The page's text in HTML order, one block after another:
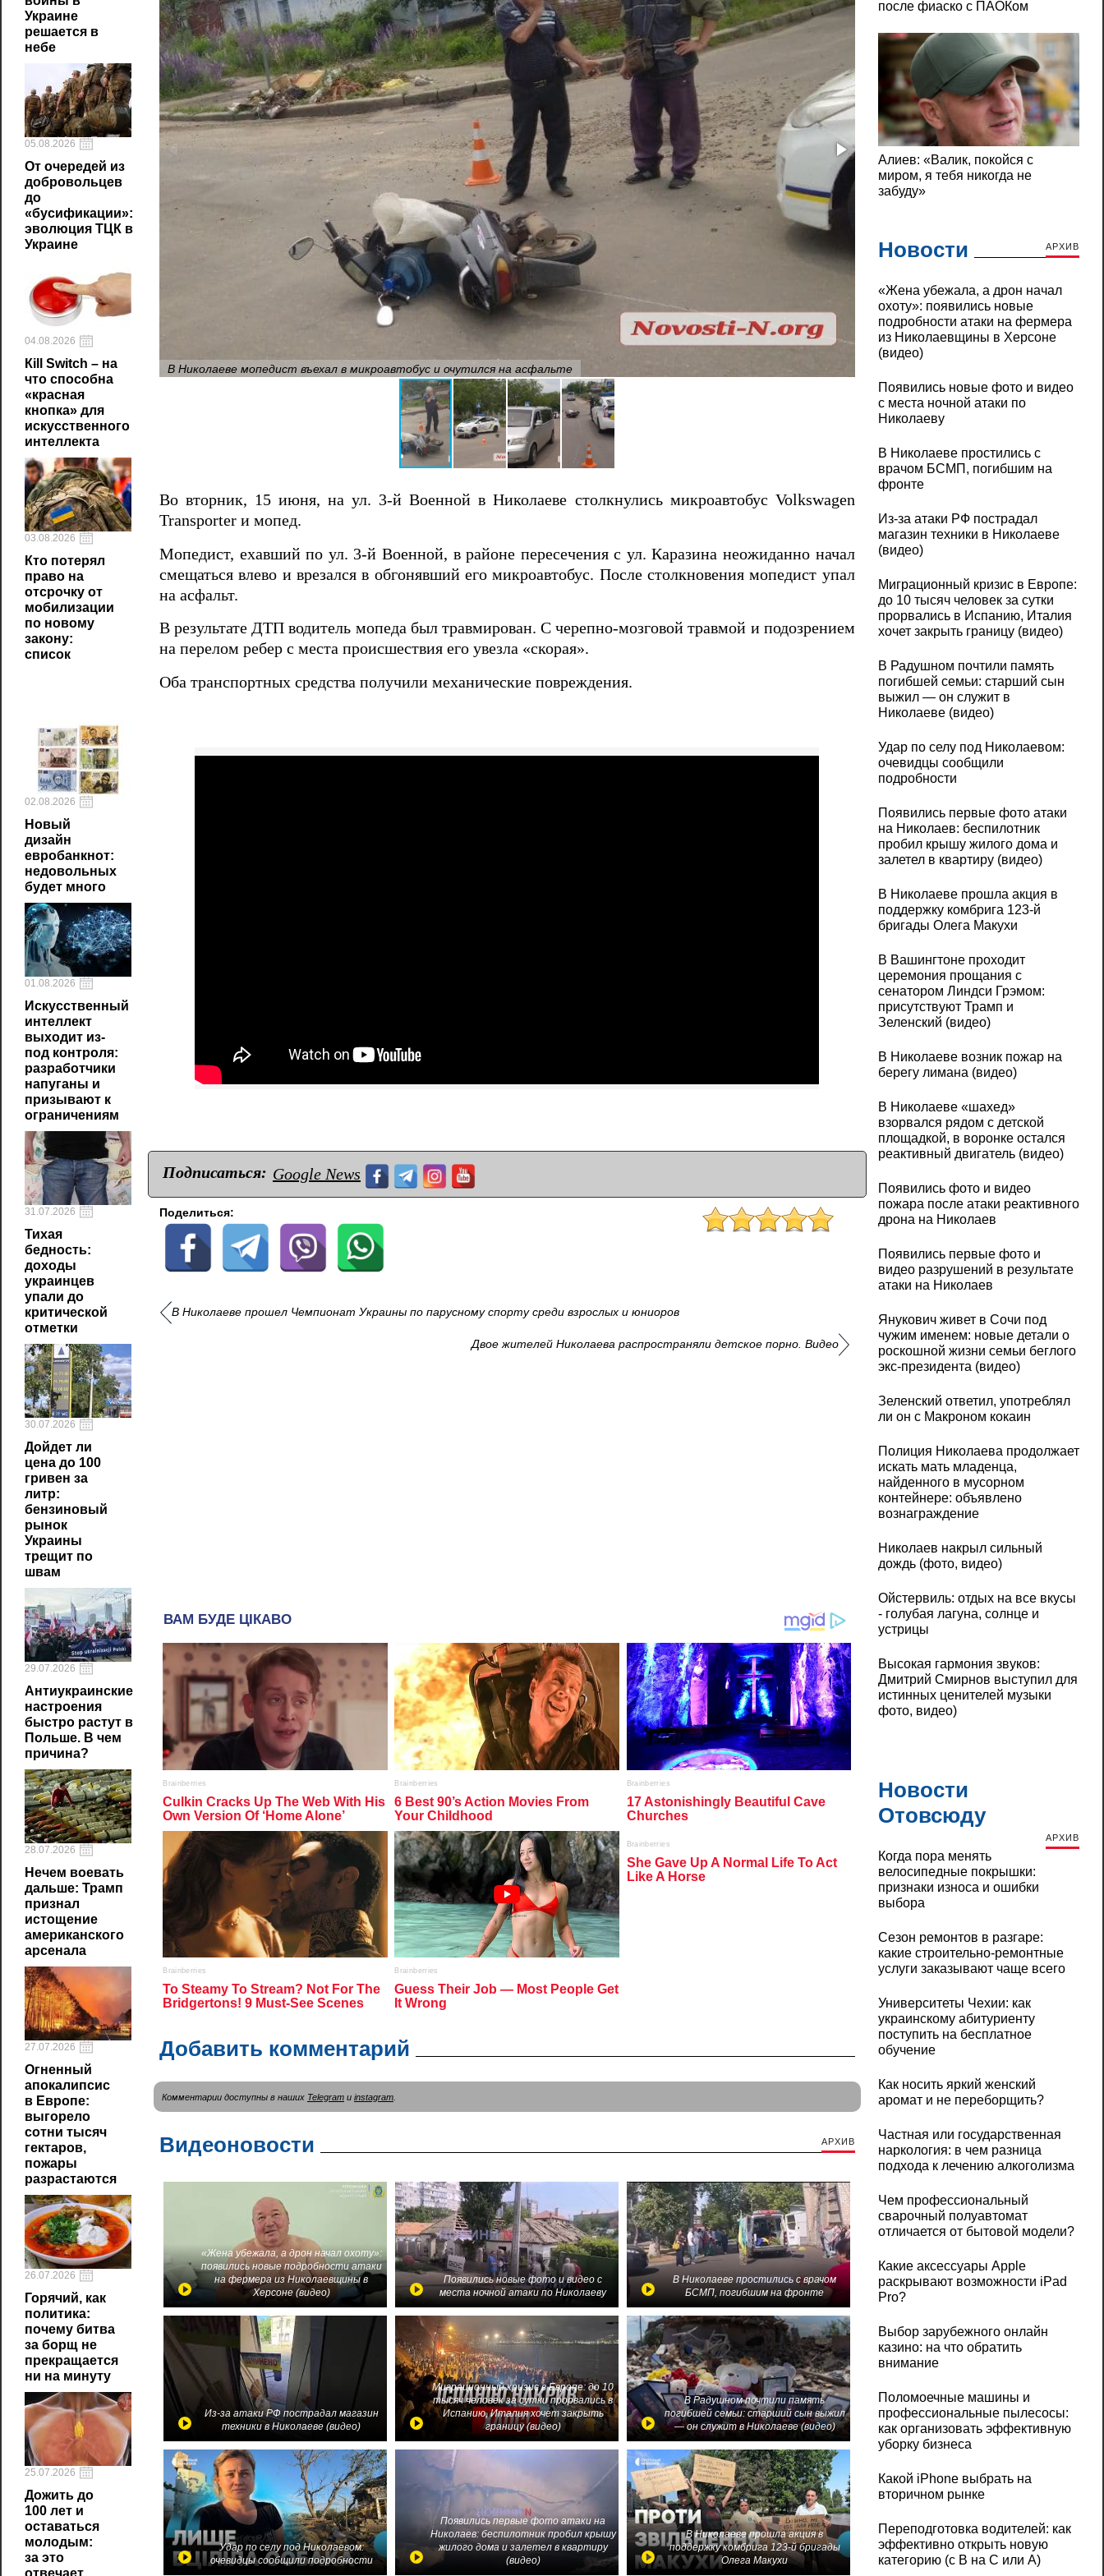
Украине
решается в
небе
05.08.2026
От очередей из
добровольцев
до
«бусификации»:
эволюция ТЦК в
Украине
04.08.2026
Кill Switch – на
что способна
«красная
кнопка» для
искусственного
интеллекта
03.08.2026
Кто потерял
право на
отсрочку от
мобилизации
по новому
закону:
список
02.08.2026
Новый
дизайн
евробанкнот:
недовольных
будет много
01.08.2026
Искусственный
интеллект
выходит из-
под контроля:
разработчики
напуганы и
призывают к
ограничениям
31.07.2026
Тихая
бедность:
доходы
украинцев
упали до
критической
отметки
30.07.2026
Дойдет ли
цена до 100
гривен за
литр:
бензиновый
рынок
Украины
трещит по
швам
29.07.2026
Антиукраинские
настроения
быстро растут в
Польше. В чем
причина?
28.07.2026
Нечем воевать
дальше: Трамп
признал
истощение
американского
арсенала
27.07.2026
Огненный
апокалипсис
в Европе:
выгорело
сотни тысяч
гектаров,
пожары
разрастаются
26.07.2026
Горячий, как
политика:
почему битва
за борщ не
прекращается
ни на минуту
25.07.2026
Дожить до
100 лет и
оставаться
молодым:
за это
отвечает
В Николаеве мопедист въехал в микроавтобус и очутился на асфальте
Во вторник, 15 июня, на ул. 3-й Военной в Николаеве столкнулись микроавтобус Volkswagen
Transporter и мопед.
Мопедист, ехавший по ул. 3-й Военной, в районе пересечения с ул. Каразина неожиданно начал
смещаться влево и врезался в обгонявший его микроавтобус. После столкновения мопедист упал
на асфальт.
В результате ДТП водитель мопеда был травмирован. С черепно-мозговой травмой и подозрением
на перелом ребер с места происшествия его увезла «скорая».
Оба транспортных средства получили механические повреждения.
Подписаться: Google News
Поделиться:
В Николаеве прошел Чемпионат Украины по парусному спорту среди взрослых и юниоров
Двое жителей Николаева распространяли детское порно. Видео
Добавить комментарий
Комментарии доступны в наших Telegram и instagram
Видеоновости АРХИВ
«Жена убежала, а дрон начал охоту»:
появились новые подробности атаки
на фермера из Николаевщины в
Херсоне (видео)
Появились новые фото и видео с
места ночной атаки по Николаеву
В Николаеве простились с врачом
БСМП, погибшим на фронте
Из-за атаки РФ пострадал магазин
техники в Николаеве (видео)
Миграционный кризис в Европе: до 10
тысяч человек за сутки прорвались в
Испанию, Италия хочет закрыть
границу (видео)
В Радушном почтили память
погибшей семьи: старший сын выжил
— он служит в Николаеве (видео)
Удар по селу под Николаевом:
очевидцы сообщили подробности
Появились первые фото атаки на
Николаев: беспилотник пробил крышу
жилого дома и залетел в квартиру
(видео)
В Николаеве прошла акция в
поддержку комбрига 123-й бригады
Олега Макухи
Новости АРХИВ
«Жена убежала, а дрон начал
охоту»: появились новые
подробности атаки на фермера
из Николаевщины в Херсоне
(видео)
Появились новые фото и видео
с места ночной атаки по
Николаеву
В Николаеве простились с
врачом БСМП, погибшим на
фронте
Из-за атаки РФ пострадал
магазин техники в Николаеве
(видео)
Миграционный кризис в Европе:
до 10 тысяч человек за сутки
прорвались в Испанию, Италия
хочет закрыть границу (видео)
В Радушном почтили память
погибшей семьи: старший сын
выжил — он служит в
Николаеве (видео)
Удар по селу под Николаевом:
очевидцы сообщили
подробности
Появились первые фото атаки
на Николаев: беспилотник
пробил крышу жилого дома и
залетел в квартиру (видео)
В Николаеве прошла акция в
поддержку комбрига 123-й
бригады Олега Макухи
В Вашингтоне проходит
церемония прощания с
сенатором Линдси Грэмом:
присутствуют Трамп и
Зеленский (видео)
В Николаеве возник пожар на
берегу лимана (видео)
В Николаеве «шахед»
взорвался рядом с детской
площадкой, в воронке остался
реактивный двигатель (видео)
Появились фото и видео
пожара после атаки реактивного
дрона на Николаев
Появились первые фото и
видео разрушений в результате
атаки на Николаев
Янукович живет в Сочи под
чужим именем: новые детали о
роскошной жизни семьи беглого
экс-президента (видео)
Зеленский ответил, употреблял
ли он с Макроном кокаин
Полиция Николаева продолжает
искать мать младенца,
найденного в мусорном
контейнере: объявлено
вознаграждение
Николаев накрыл сильный
дождь (фото, видео)
Ойстервиль: отдых на все вкусы
- голубая лагуна, солнце и
устрицы
Высокая гармония звуков:
Дмитрий Смирнов выступил для
истинных ценителей музыки
фото, видео)
Новости
Отовсюду
АРХИВ
Когда пора менять
велосипедные покрышки:
признаки износа и ошибки
выбора
Сезон ремонтов в разгаре:
какие строительно-ремонтные
услуги заказывают чаще всего
Университеты Чехии: как
украинскому абитуриенту
поступить на бесплатное
обучение
Как носить яркий женский
аромат и не переборщить?
Частная или государственная
наркология: в чем разница
подхода к лечению алкоголизма
Чем профессиональный
сварочный полуавтомат
отличается от бытовой модели?
Какие аксессуары Apple
раскрывают возможности iPad
Pro?
Выбор зарубежного онлайн
казино: на что обратить
внимание
Поломоечные машины и
профессиональные пылесосы:
как организовать эффективную
уборку бизнеса
Какой iPhone выбрать на
вторичном рынке
Переподготовка водителей: как
эффективно открыть новую
категорию (с B на C или А)